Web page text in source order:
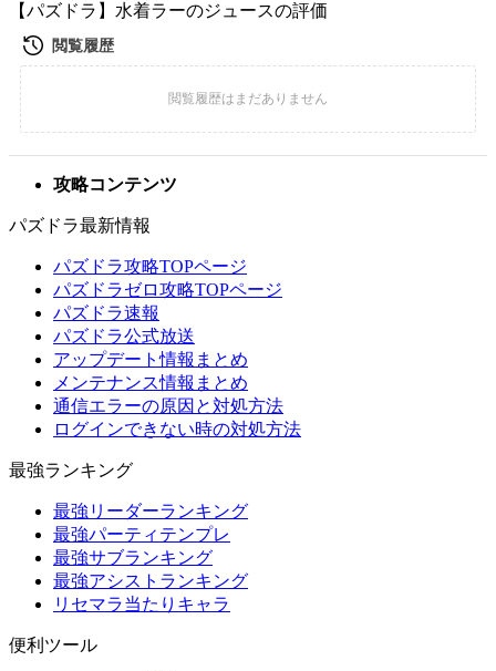
【パズドラ】水着ラーのジュースの評価
攻略コンテンツ
パズドラ最新情報
パズドラ攻略TOPページ
パズドラゼロ攻略TOPページ
パズドラ速報
パズドラ公式放送
アップデート情報まとめ
メンテナンス情報まとめ
通信エラーの原因と対処方法
ログインできない時の対処方法
最強ランキング
最強リーダーランキング
最強パーティテンプレ
最強サブランキング
最強アシストランキング
リセマラ当たりキャラ
便利ツール